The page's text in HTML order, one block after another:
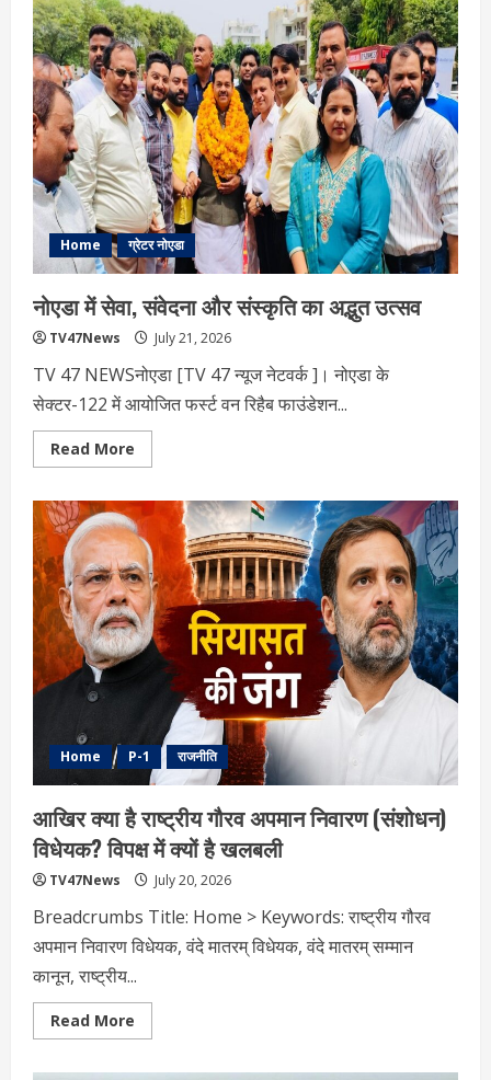
सत्र
2026:
संसद
के
दूसरे
दिन
की
कार्यवाही
क्यों
है
महत्वपूर्ण?
Home ग्रेटर नोएडा
नोएडा में सेवा, संवेदना और संस्कृति का अद्भुत उत्सव
TV47News July 21, 2026
TV 47 NEWSनोएडा [TV 47 न्‍यूज नेटवर्क ]। नोएडा के
सेक्टर-122 में आयोजित फर्स्ट वन रिहैब फाउंडेशन...
Read More
more
में
सेवा,
संवेदना
और
संस्कृति
का
अद्भुत
उत्सव
Home P-1 राजनीति
आखिर क्या है राष्ट्रीय गौरव अपमान निवारण (संशोधन)
विधेयक? विपक्ष में क्यों है खलबली
TV47News July 20, 2026
Breadcrumbs Title: Home > Keywords: राष्ट्रीय गौरव
अपमान निवारण विधेयक, वंदे मातरम् विधेयक, वंदे मातरम् सम्मान
कानून, राष्ट्रीय...
Read More
more